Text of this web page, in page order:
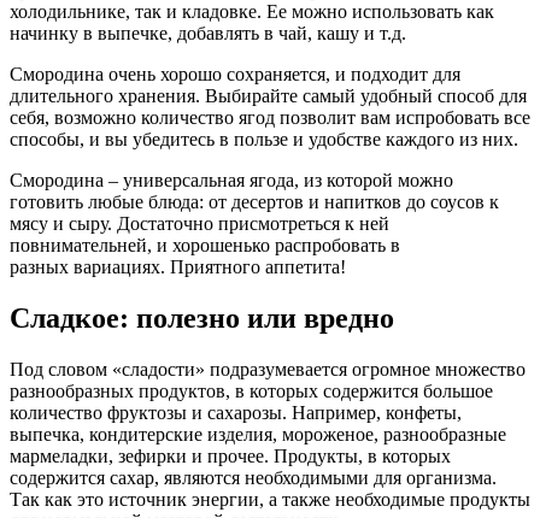
холодильнике, так и кладовке. Ее можно использовать как
начинку в выпечке, добавлять в чай, кашу и т.д.
Смородина очень хорошо сохраняется, и подходит для
длительного хранения. Выбирайте самый удобный способ для
себя, возможно количество ягод позволит вам испробовать все
способы, и вы убедитесь в пользе и удобстве каждого из них.
Смородина – универсальная ягода, из которой можно
готовить любые блюда: от десертов и напитков до соусов к
мясу и сыру. Достаточно присмотреться к ней
повнимательней, и хорошенько распробовать в
разных вариациях. Приятного аппетита!
Сладкое: полезно или вредно
Под словом «сладости» подразумевается огромное множество
разнообразных продуктов, в которых содержится большое
количество фруктозы и сахарозы. Например, конфеты,
выпечка, кондитерские изделия, мороженое, разнообразные
мармеладки, зефирки и прочее. Продукты, в которых
содержится сахар, являются необходимыми для организма.
Так как это источник энергии, а также необходимые продукты